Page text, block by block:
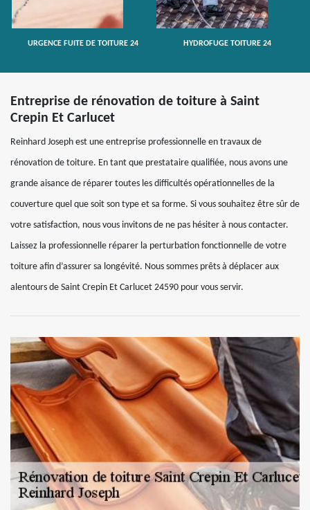
URGENCE FUITE DE TOITURE 24 HYDROFUGE TOITURE 24
Entreprise de rénovation de toiture à Saint
Crepin Et Carlucet
Reinhard Joseph est une entreprise professionnelle en travaux de
rénovation de toiture. En tant que prestataire qualifiée, nous avons une
grande aisance de réparer toutes les difficultés opérationnelles de la
couverture quel que soit son type et sa forme. Si vous souhaitez être sûr de
votre satisfaction, nous vous invitons de ne pas hésiter à nous contacter.
Laissez la professionnelle réparer la perturbation fonctionnelle de votre
toiture afin d’assurer sa longévité. Nous sommes prêts à déplacer aux
alentours de Saint Crepin Et Carlucet 24590 pour vous servir.